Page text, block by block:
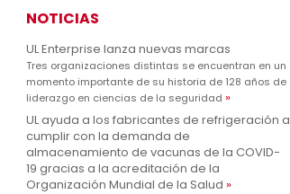
NOTICIAS
UL Enterprise lanza nuevas marcas
Tres organizaciones distintas se encuentran en un
momento importante de su historia de 128 años de
liderazgo en ciencias de la seguridad
UL ayuda a los fabricantes de refrigeración a
cumplir con la demanda de
almacenamiento de vacunas de la COVID-
19 gracias a la acreditación de la
Organización Mundial de la Salud